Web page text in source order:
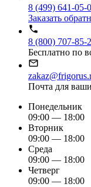
8 (499) 641-05-
Заказать
8 (800) 707-85-
Бесплатно по
Почта для
Понедельник
09:00 — 18:00
Вторник
09:00 — 18:00
Среда
09:00 — 18:00
Четверг
09:00 — 18:00